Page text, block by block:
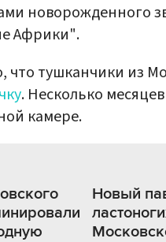
новорожденного
Африки".
что тушканчики из
. Несколько
камере.
Новый